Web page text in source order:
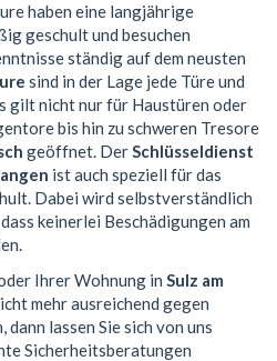
haben eine langjährige
geschult und besuchen
ständig auf dem neusten
sind in der Lage jede Türe und
gilt nicht nur für Haustüren oder
bis hin zu schweren Tresore
geöffnet. DerSchlüsseldienst
ist auch speziell für das
Dabei wird selbstverständlich
keinerlei Beschädigungen am
Ihrer Wohnung in Sulz am
mehr ausreichend gegen
lassen Sie sich von uns
Sicherheitsberatungen